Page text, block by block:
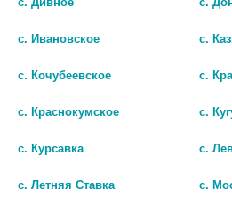
ОНДАНСЕТРОН 2МГ/МЛ. 4МЛ.
с. Ивановское с.
с. Кочубеевское с.
с. Краснокумское с.
с. Курсавка с.
с. Летняя Ставка с.